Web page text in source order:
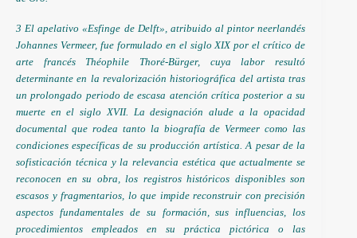
3 El apelativo «Esfinge de Delft», atribuido al pintor neerlandés
Johannes Vermeer, fue formulado en el siglo XIX por el crítico de
arte francés Théophile Thoré-Bürger, cuya labor resultó
determinante en la revalorización historiográfica del artista tras
un prolongado periodo de escasa atención crítica posterior a su
muerte en el siglo XVII. La designación alude a la opacidad
documental que rodea tanto la biografía de Vermeer como las
condiciones específicas de su producción artística. A pesar de la
sofisticación técnica y la relevancia estética que actualmente se
reconocen en su obra, los registros históricos disponibles son
escasos y fragmentarios, lo que impide reconstruir con precisión
aspectos fundamentales de su formación, sus influencias, los
procedimientos empleados en su práctica pictórica o las